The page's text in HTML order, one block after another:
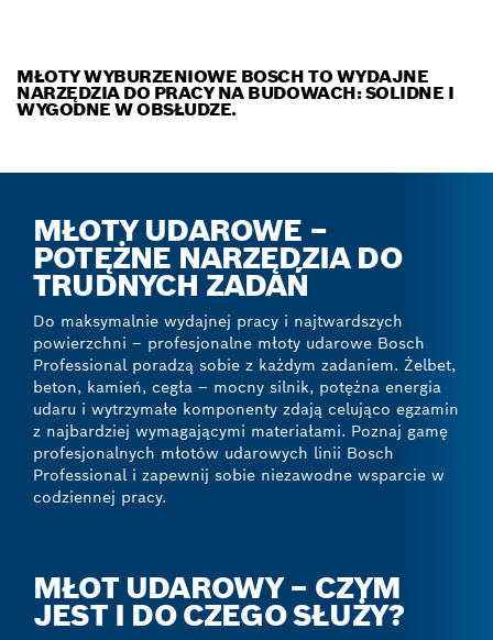
MŁOTY WYBURZENIOWE BOSCH TO WYDAJNE
NARZĘDZIA DO PRACY NA BUDOWACH: SOLIDNE I
WYGODNE W OBSŁUDZE.
MŁOTY UDAROWE –
POTĘŻNE NARZĘDZIA DO
TRUDNYCH ZADAŃ
Do maksymalnie wydajnej pracy i najtwardszych
powierzchni – profesjonalne młoty udarowe Bosch
Professional poradzą sobie z każdym zadaniem. Żelbet,
beton, kamień, cegła – mocny silnik, potężna energia
udaru i wytrzymałe komponenty zdają celująco egzamin
z najbardziej wymagającymi materiałami. Poznaj gamę
profesjonalnych młotów udarowych linii Bosch
Professional i zapewnij sobie niezawodne wsparcie w
codziennej pracy.
MŁOT UDAROWY – CZYM
JEST I DO CZEGO SŁUŻY?